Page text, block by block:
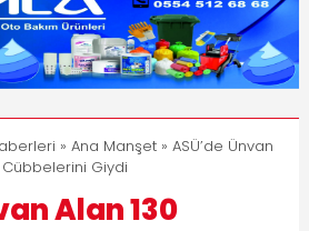
Aksaray Esnaf Rehberi Hizmete Girdi
Yayın Hayatına Başladı | Hızlı ve
Akıllı Haber Platformu
Dijital Devrim: Rota Sepetim
» Ana Manşet» ASÜ’de Ünvan
Giydi
Alan 130